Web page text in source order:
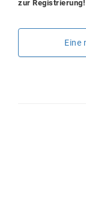
zur Registrierung!
Eine